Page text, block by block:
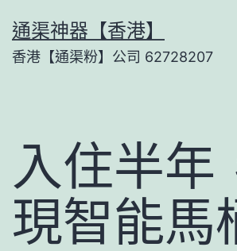
to
content
通渠神器【香港】
香港【通渠粉】公司 62728207
入住半年
現智能馬